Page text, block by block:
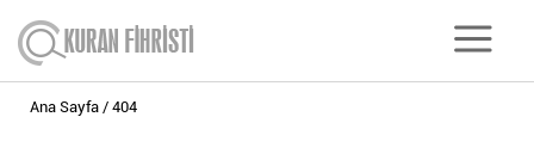
Ana Sayfa 404